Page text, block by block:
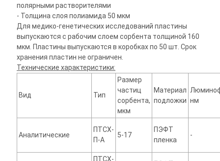
полярными растворителями
- Толщина слоя полиамида 50 мкм
Для медико-генетических исследований пластины
выпускаются с рабочим слоем сорбента толщиной 160
мкм. Пластины выпускаются в коробках по 50 шт. Срок
хранения пластин не ограничен.
Технические характеристики:
Вид Тип
Размер
частиц
сорбента,
мкм
Материал
подложки нм
Аналитические
ПТСХ-
П-А
5-17
ПЭФТ
пленка
-
ПТСХ-